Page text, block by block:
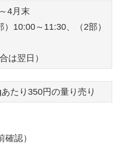
4月末
10:00～11:30、（2部）
は翌日）
たり350円の量り売り
認）